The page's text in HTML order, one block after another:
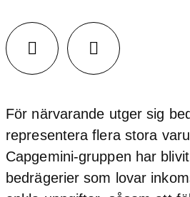
FacebookLinkedIn
För närvarande utger sig
representera flera stora
Capgemini-gruppen har
bedrägerier som lovar